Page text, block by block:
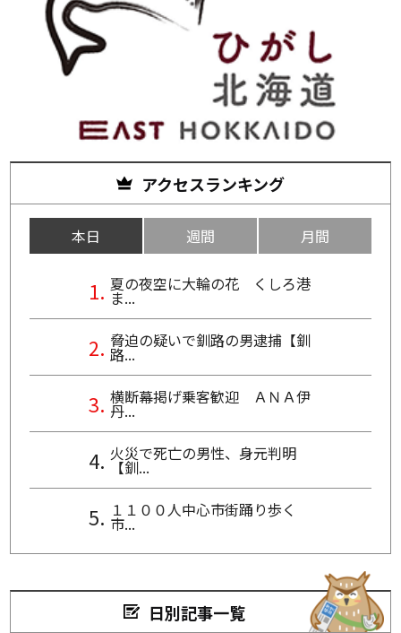
アクセスランキング
本日 週間 月間
夏の夜空に大輪の花 くしろ港
ま...
脅迫の疑いで釧路の男逮捕【釧
路...
横断幕掲げ乗客歓迎 ＡＮＡ伊
丹...
火災で死亡の男性、身元判明
【釧...
１１００人中心市街踊り歩く
市...
日別記事一覧